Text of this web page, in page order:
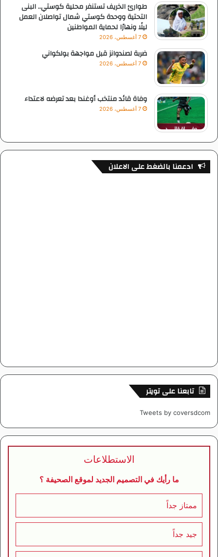
طوارئ الخريف تستنفر محلية كوستي.. البنى
التحتية ووحدة كوستي شمال تواصلان العمل
ليلًا ونهارًا لحماية المواطنين
7 أغسطس، 2026
ضربة لصندوانز قبل مواجهة بولكواني
7 أغسطس، 2026
وفاة قائد منتخب أوغندا بعد تعرضه لاعتداء
7 أغسطس، 2026
ادعمنا بالضغط على الاعلان
تابعنا على تويتر
Tweets by coversdcom
الاستطلاعات
ما رأيك في التصميم الجديد لموقع الصحيفة ؟
ممتاز جداً
جيد جداً